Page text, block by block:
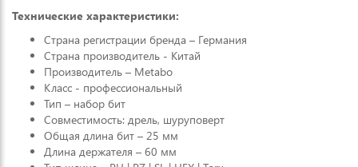
Технические характеристики:
Страна регистрации бренда – Германия
Страна производитель - Китай
Производитель – Metabo
Класс - профессиональный
Тип – набор бит
Совместимость: дрель, шуруповерт
Общая длина бит – 25 мм
Длина держателя – 60 мм